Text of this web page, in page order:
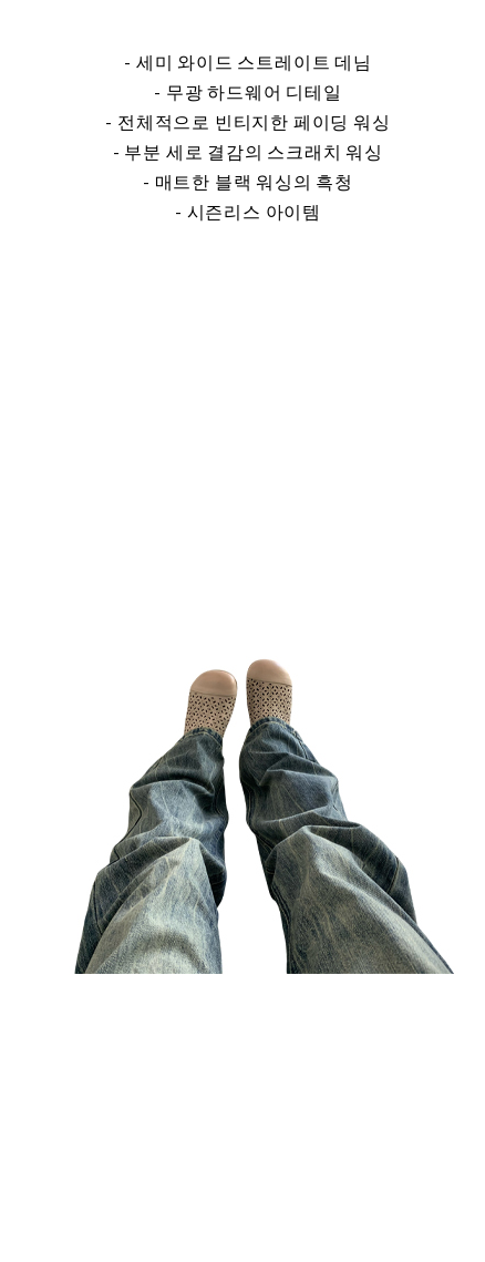
- 세미 와이드 스트레이트 데님
- 무광 하드웨어 디테일
- 전체적으로 빈티지한 페이딩 워싱
- 부분 세로 결감의 스크래치 워싱
- 매트한 블랙 워싱의 흑청
- 시즌리스 아이템